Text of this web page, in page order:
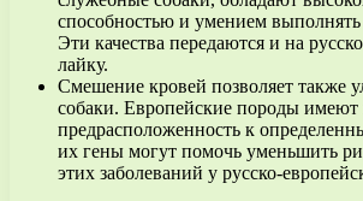
способностью и умением
Эти качества передаются и на
лайку.
Смешение кровей позволяет также
собаки. Европейские породы
предрасположенность к
их гены могут помочь уменьшить
этих заболеваний у русско-